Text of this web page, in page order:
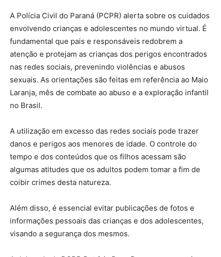
A Polícia Civil do Paraná (PCPR) alerta sobre os cuidados
envolvendo crianças e adolescentes no mundo virtual. É
fundamental que pais e responsáveis redobrem a
atenção e protejam as crianças dos perigos encontrados
nas redes sociais, prevenindo violências e abusos
sexuais. As orientações são feitas em referência ao Maio
Laranja, mês de combate ao abuso e a exploração infantil
no Brasil.
A utilização em excesso das redes sociais pode trazer
danos e perigos aos menores de idade. O controle do
tempo e dos conteúdos que os filhos acessam são
algumas atitudes que os adultos podem tomar a fim de
coibir crimes desta natureza.
Além disso, é essencial evitar publicações de fotos e
informações pessoais das crianças e dos adolescentes,
visando a segurança dos mesmos.